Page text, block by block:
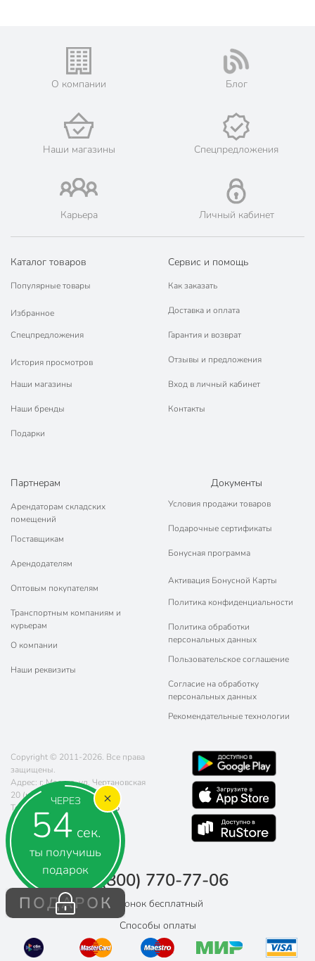
ЧЕРЕЗ
53 сек.
ты получишь
подарок
ПОДАРОК
О компании Блог
Наши магазины Спецпредложения
Карьера Личный кабинет
Каталог товаров
Популярные товары
Избранное
Спецпредложения
История просмотров
Наши магазины
Наши бренды
Подарки
Сервис и помощь
Как заказать
Доставка и оплата
Гарантия и возврат
Отзывы и предложения
Вход в личный кабинет
Контакты
Партнерам
Арендаторам складских
помещений
Поставщикам
Арендодателям
Оптовым покупателям
Транспортным компаниям и
курьерам
О компании
Наши реквизиты
Документы
Условия продажи товаров
Подарочные сертификаты
Бонусная программа
Активация Бонусной Карты
Политика конфиденциальности
Политика обработки
персональных данных
Пользовательское соглашение
Согласие на обработку
персональных данных
Рекомендательные технологии
Copyright © 2011-2026. Все права
защищены.
Адрес: г. Москва, ул. Чертановская
20 (метро Южная)
Телефон:
8 (800) 770-77-06
Почта:sales@poryadok.ru
8 (800) 770-77-06
Звонок бесплатный
Способы оплаты